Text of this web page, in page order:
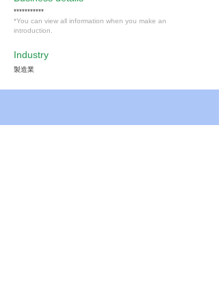
***********
*You can view all information when you make an
introduction.
Industry
製造業